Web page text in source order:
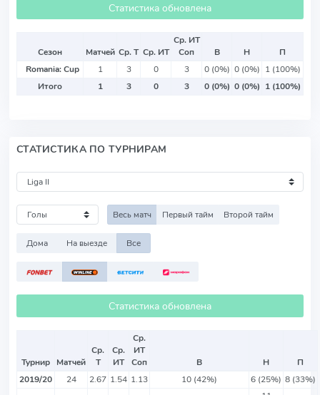
Статистика обновлена
Сезон Матчей Ср. Т Ср. ИТ
Ср. ИТ
Соп
В Н
П
Romania: Cup
1 3 0 3 0 (0%) 0 (0%) 1 (100%)
Итого
1 3 0 3 0 (0%) 0 (0%) 1 (100%)
СТАТИСТИКА ПО ТУРНИРАМ
Весь матч Первый тайм Второй тайм
Дома На выезде Все
Статистика обновлена
Турнир Матчей
Ср.
Т
Ср.
ИТ
Ср.
ИТ
Соп
В Н
П
2019/20
24 2.67 1.54 1.13 10 (42%) 6 (25%) 8 (33%)